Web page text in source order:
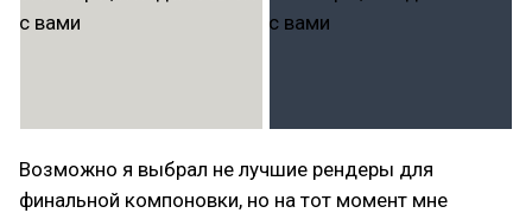
Возможно я выбрал не лучшие рендеры для
финальной компоновки, но на тот момент мне